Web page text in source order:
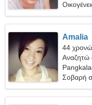
Amalia
44
Αναζητώ
Σοβαρή